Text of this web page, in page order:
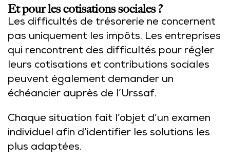
Et pour les cotisations sociales ?
Les difficultés de trésorerie ne concernent
pas uniquement les impôts. Les entreprises
qui rencontrent des difficultés pour régler
leurs cotisations et contributions sociales
peuvent également demander un
échéancier auprès de l’Urssaf.
Chaque situation fait l’objet d’un examen
individuel afin d’identifier les solutions les
plus adaptées.